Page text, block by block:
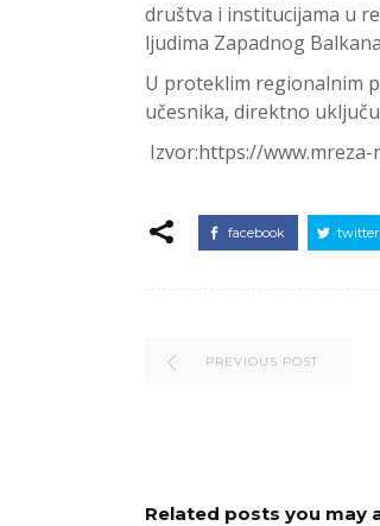
društva i institucijama u
ljudima Zapadnog
U proteklim regionalnim
učesnika, direktno
Izvor:https://
facebook twitter
PREVIOUS POST
Related posts you may